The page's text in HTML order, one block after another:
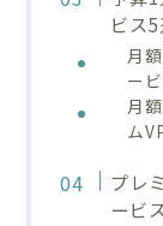
ビス
月
ー
月
ム
プレ
ービ